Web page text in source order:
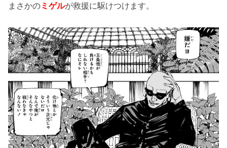
まさかのミゲルが救援に駆けつけます。